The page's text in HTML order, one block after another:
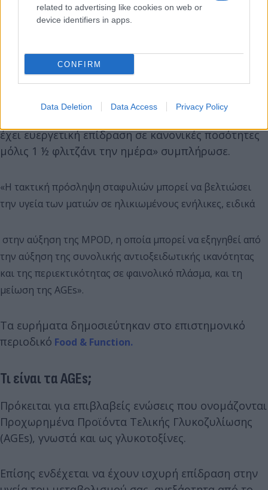
related to advertising like cookies on web or
device identifiers in apps.
CONFIRM
Data Deletion Data Access Privacy Policy
«Τα σταφύλια είναι ένα εύκολο, προσβάσιμο
έχει ευεργετική επίδραση σε κανονικές ποσότητες
μόλις 1 ½ φλιτζάνι την ημέρα» συμπλήρωσε.
«Η τακτική πρόσληψη σταφυλιών μπορεί να βελτιώσει
την υγεία των ματιών σε ηλικιωμένους ενήλικες, ειδικά
στην αύξηση της MPOD, η οποία μπορεί να εξηγηθεί από
την αύξηση της συνολικής αντιοξειδωτικής ικανότητας
και της περιεκτικότητας σε φαινολικό πλάσμα, και τη
μείωση της AGEs».
Τα ευρήματα δημοσιεύτηκαν στο επιστημονικό
περιοδικό Food & Function.
Τι είναι τα AGEs;
Πρόκειται για επιβλαβείς ενώσεις που ονομάζονται
Προχωρημένα Προϊόντα Τελικής Γλυκοζυλίωσης
(AGEs), γνωστά και ως γλυκοτοξίνες.
Επίσης ενδέχεται να έχουν ισχυρή επίδραση στην